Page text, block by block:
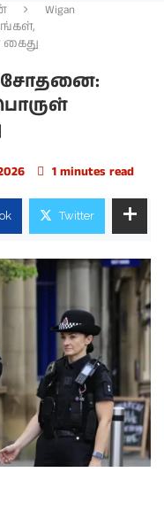
Wigan
கைது
சோதனை:
1 minutes read
Twitter